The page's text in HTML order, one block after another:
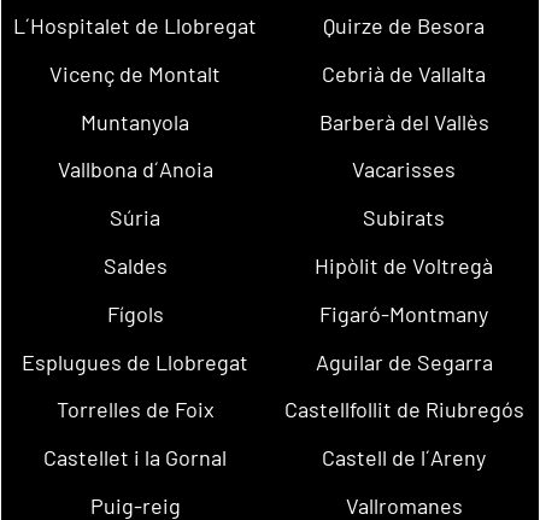
L´Hospitalet de Llobregat
Quirze de Besora
Vicenç de Montalt
Cebrià de Vallalta
Muntanyola
Barberà del Vallès
Vallbona d´Anoia
Vacarisses
Súria
Subirats
Saldes
Hipòlit de Voltregà
Fígols
Figaró-Montmany
Esplugues de Llobregat
Aguilar de Segarra
Torrelles de Foix
Castellfollit de Riubregós
Castellet i la Gornal
Castell de l´Areny
Puig-reig
Vallromanes